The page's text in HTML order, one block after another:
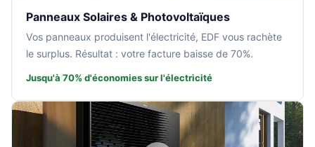
Panneaux Solaires & Photovoltaïques
Vos panneaux produisent l'électricité, EDF vous rachète
le surplus. Résultat : votre facture baisse de 70%.
Jusqu'à 70% d'économies sur l'électricité